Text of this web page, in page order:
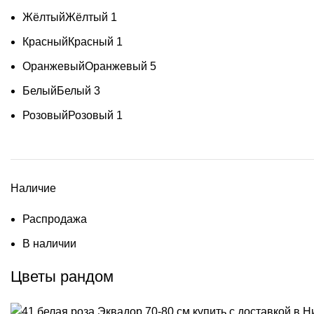
ЖёлтыйЖёлтый 1
КрасныйКрасный 1
ОранжевыйОранжевый 5
БелыйБелый 3
РозовыйРозовый 1
Наличие
Распродажа
В наличии
Цветы рандом